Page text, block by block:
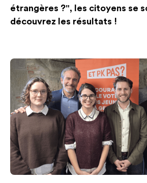
étrangères ?", les citoyens se
découvrez les résultats !